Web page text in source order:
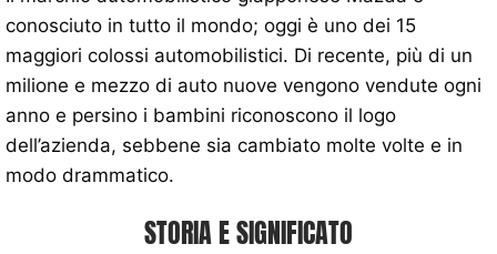
conosciuto in tutto il mondo; oggi è uno dei 15
maggiori colossi automobilistici. Di recente, più di un
milione e mezzo di auto nuove vengono vendute ogni
anno e persino i bambini riconoscono il logo
dell’azienda, sebbene sia cambiato molte volte e in
modo drammatico.
STORIA E SIGNIFICATO